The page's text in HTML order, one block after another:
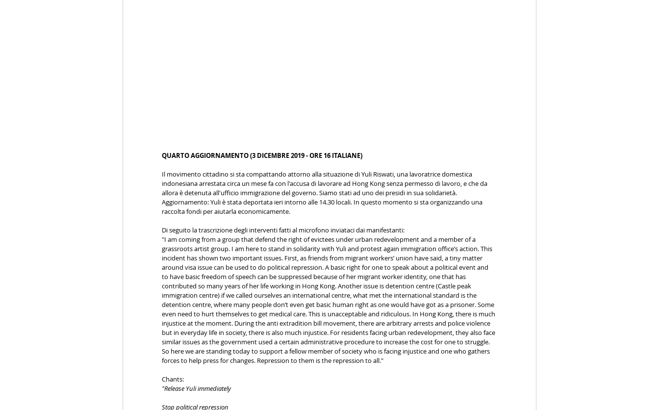
QUARTO AGGIORNAMENTO (3 DICEMBRE 2019 - ORE 16 ITALIANE)
Il movimento cittadino si sta compattando attorno alla situazione di Yuli Riswati, una lavoratrice domestica
indonesiana arrestata circa un mese fa con l'accusa di lavorare ad Hong Kong senza permesso di lavoro, e che da
allora è detenuta all'ufficio immigrazione del governo. Siamo stati ad uno dei presidi in sua solidarietà.
Aggiornamento: Yuli è stata deportata ieri intorno alle 14.30 locali. In questo momento si sta organizzando una
raccolta fondi per aiutarla economicamente.
Di seguito la trascrizione degli interventi fatti al microfono inviataci dai manifestanti:
"I am coming from a group that defend the right of evictees under urban redevelopment and a member of a
grassroots artist group. I am here to stand in solidarity with Yuli and protest again immigration office’s action. This
incident has shown two important issues. First, as friends from migrant workers’ union have said, a tiny matter
around visa issue can be used to do political repression. A basic right for one to speak about a political event and
to have basic freedom of speech can be suppressed because of her migrant worker identity, one that has
contributed so many years of her life working in Hong Kong. Another issue is detention centre (Castle peak
immigration centre) if we called ourselves an international centre, what met the international standard is the
detention centre, where many people don’t even get basic human right as one would have got as a prisoner. Some
even need to hurt themselves to get medical care. This is unacceptable and ridiculous. In Hong Kong, there is much
injustice at the moment. During the anti extradition bill movement, there are arbitrary arrests and police violence
but in everyday life in society, there is also much injustice. For residents facing urban redevelopment, they also face
similar issues as the government used a certain administrative procedure to increase the cost for one to struggle.
So here we are standing today to support a fellow member of society who is facing injustice and one who gathers
forces to help press for changes. Repression to them is the repression to all."
Chants:
"Release Yuli immediately
Stop political repression